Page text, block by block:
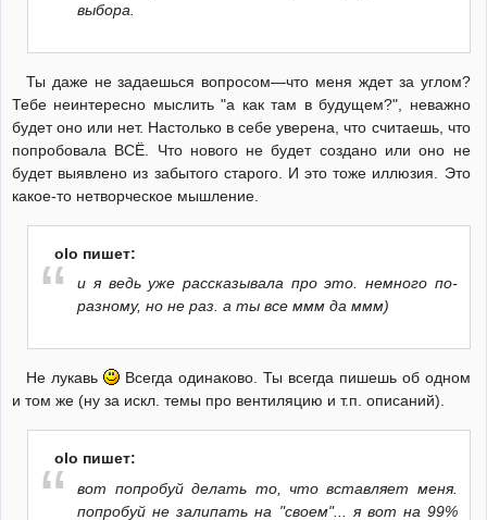
выбора.
Ты даже не задаешься вопросом—что меня ждет за углом?
Тебе неинтересно мыслить "а как там в будущем?", неважно
будет оно или нет. Настолько в себе уверена, что считаешь, что
попробовала ВСЁ. Что нового не будет создано или оно не
будет выявлено из забытого старого. И это тоже иллюзия. Это
какое-то нетворческое мышление.
olo пишет:
и я ведь уже рассказывала про это. немного по-
разному, но не раз. а ты все ммм да ммм)
Не лукавь
Всегда одинаково. Ты всегда пишешь об одном
и том же (ну за искл. темы про вентиляцию и т.п. описаний).
olo пишет:
вот попробуй делать то, что вставляет меня.
попробуй не залипать на "своем"... я вот на 99%